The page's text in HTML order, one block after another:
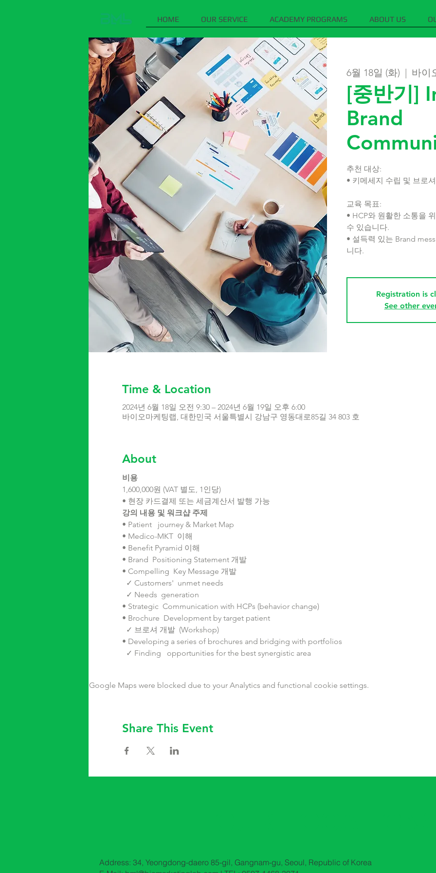
HOME OUR SERVICE ACADEMY PROGRAMS ABOUT US
6월 18일 (화)
  |
바이
[중반기]
Brand
추천 대상:
• 키메세지 수립 및 브로
교육 목표:
• HCP와 원활한 소통을
수 있습니다.
• 설득력 있는 Brand
니다.
Registration is
See other
Time & Location
2024년 6월 18일 오전 9:30 – 2024년 6월 19일 오후 6:00
바이오마케팅랩, 대한민국 서울특별시 강남구 영동대로85길 34 803 호
About
비용
1,600,000원 (VAT 별도, 1인당)
• 현장 카드결제 또는 세금계산서 발행 가능
강의 내용 및 워크샵 주제
• Patient   journey & Market Map
• Medico-MKT  이해
• Benefit Pyramid 이해
• Brand  Positioning Statement 개발
• Compelling  Key Message 개발
✓ Customers'  unmet needs
✓ Needs  generation
• Strategic  Communication with HCPs (behavior change)
• Brochure  Development by target patient
✓ 브로셔 개발  (Workshop)
• Developing a series of brochures and bridging with portfolios
✓ Finding   opportunities for the best synergistic area
Google Maps were blocked due to your Analytics and functional cookie settings.
Share This Event
Address: 34, Yeongdong-daero 85-gil, Gangnam-gu, Seoul, Republic of Korea